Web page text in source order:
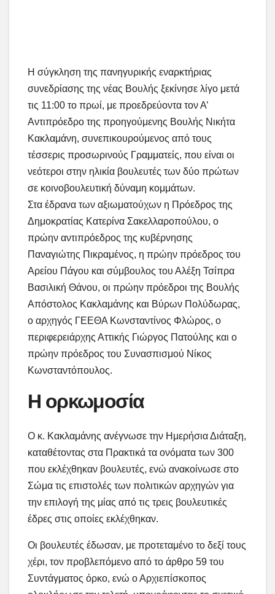
Η σύγκληση της πανηγυρικής εναρκτήριας
συνεδρίασης της νέας Βουλής ξεκίνησε λίγο μετά
τις 11:00 το πρωί, με προεδρεύοντα τον Α’
Αντιπρόεδρο της προηγούμενης Βουλής Νικήτα
Κακλαμάνη, συνεπικουρούμενος από τους
τέσσερις προσωρινούς Γραμματείς, που είναι οι
νεότεροι στην ηλικία βουλευτές των δύο πρώτων
σε κοινοβουλευτική δύναμη κομμάτων.
Στα έδρανα των αξιωματούχων η Πρόεδρος της
Δημοκρατίας Κατερίνα Σακελλαροπούλου, ο
πρώην αντιπρόεδρος της κυβέρνησης
Παναγιώτης Πικραμένος, η πρώην πρόεδρος του
Αρείου Πάγου και σύμβουλος του Αλέξη Τσίπρα
Βασιλική Θάνου, οι πρώην πρόεδροι της Βουλής
Απόστολος Κακλαμάνης και Βύρων Πολύδωρας,
ο αρχηγός ΓΕΕΘΑ Κωνσταντίνος Φλώρος, ο
περιφερειάρχης Αττικής Γιώργος Πατούλης και ο
πρώην πρόεδρος του Συνασπισμού Νίκος
Κωνσταντόπουλος.
Η ορκωμοσία
Ο κ. Κακλαμάνης ανέγνωσε την Ημερήσια Διάταξη,
καταθέτοντας στα Πρακτικά τα ονόματα των 300
που εκλέχθηκαν βουλευτές, ενώ ανακοίνωσε στο
Σώμα τις επιστολές των πολιτικών αρχηγών για
την επιλογή της μίας από τις τρεις βουλευτικές
έδρες στις οποίες εκλέχθηκαν.
Οι βουλευτές έδωσαν, με προτεταμένο το δεξί τους
χέρι, τον προβλεπόμενο από το άρθρο 59 του
Συντάγματος όρκο, ενώ ο Αρχιεπίσκοπος